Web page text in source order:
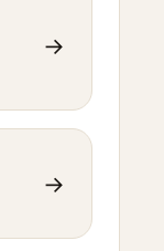
→
→